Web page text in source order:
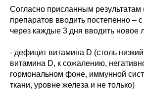
Согласно присланным результатам
препаратов вводить постепенно –
через каждые 3 дня вводить новое
- дефицит витамина D (столь
витамина D, к сожалению,
гормональном фоне, иммунной
ткани, уровне железа и не только)